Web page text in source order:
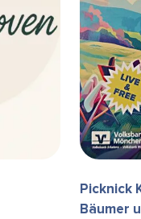
Picknick
Bäumer